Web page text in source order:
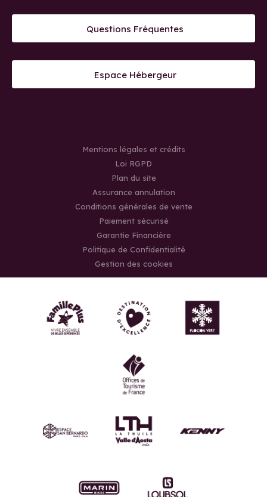
Questions Fréquentes
Espace Hébergeur
Mentions légales et crédits
Loi RGPD
Plan du site
Assurance annulation
Conditions générales de vente
Paiement sécurisé
Garantie Financière
Politique de Confidentialité
Gestion des cookies